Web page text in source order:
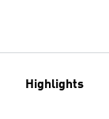
Highlights